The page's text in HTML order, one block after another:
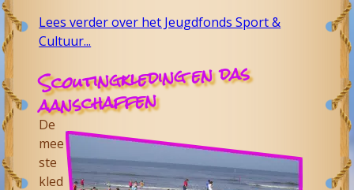
Lees verder over het Jeugdfonds Sport &
Cultuur...
Scoutingkleding en das
aanschaffen
De
mee
ste
kled